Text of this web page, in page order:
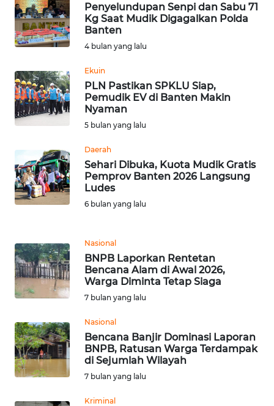
Penyelundupan Senpi dan Sabu 71
Kg Saat Mudik Digagalkan Polda
Banten
4 bulan yang lalu
Ekuin
PLN Pastikan SPKLU Siap,
Pemudik EV di Banten Makin
Nyaman
5 bulan yang lalu
Daerah
Sehari Dibuka, Kuota Mudik Gratis
Pemprov Banten 2026 Langsung
Ludes
6 bulan yang lalu
Nasional
BNPB Laporkan Rentetan
Bencana Alam di Awal 2026,
Warga Diminta Tetap Siaga
7 bulan yang lalu
Nasional
Bencana Banjir Dominasi Laporan
BNPB, Ratusan Warga Terdampak
di Sejumlah Wilayah
7 bulan yang lalu
Kriminal
WN
RIAU
SERAMBI
WN
JAMBI
WN
SULTRA
WN
NTB
SULTENG
WN
SULBAR
WN
BABEL
WN